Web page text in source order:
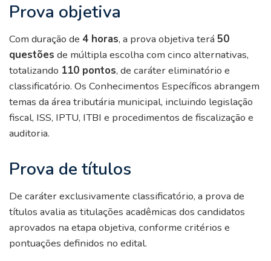
Prova objetiva
Com duração de 4 horas, a prova objetiva terá 50
questões de múltipla escolha com cinco alternativas,
totalizando 110 pontos, de caráter eliminatório e
classificatório. Os Conhecimentos Específicos abrangem
temas da área tributária municipal, incluindo legislação
fiscal, ISS, IPTU, ITBI e procedimentos de fiscalização e
auditoria.
Prova de títulos
De caráter exclusivamente classificatório, a prova de
títulos avalia as titulações acadêmicas dos candidatos
aprovados na etapa objetiva, conforme critérios e
pontuações definidos no edital.